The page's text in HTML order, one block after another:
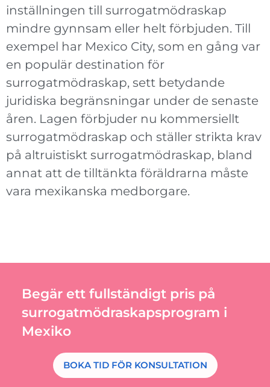
inställningen till surrogatmödraskap
mindre gynnsam eller helt förbjuden. Till
exempel har Mexico City, som en gång var
en populär destination för
surrogatmödraskap, sett betydande
juridiska begränsningar under de senaste
åren. Lagen förbjuder nu kommersiellt
surrogatmödraskap och ställer strikta krav
på altruistiskt surrogatmödraskap, bland
annat att de tilltänkta föräldrarna måste
vara mexikanska medborgare.
Begär ett fullständigt pris på
surrogatmödraskapsprogram i
Mexiko
BOKA TID FÖR KONSULTATION